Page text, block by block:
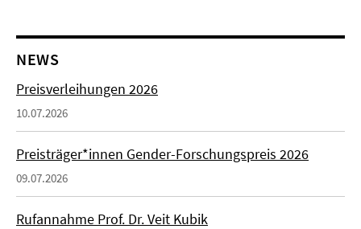
NEWS
Preisverleihungen 2026
10.07.2026
Preisträger*innen Gender-Forschungspreis 2026
09.07.2026
Rufannahme Prof. Dr. Veit Kubik